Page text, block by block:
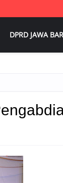
DPRD JAWA